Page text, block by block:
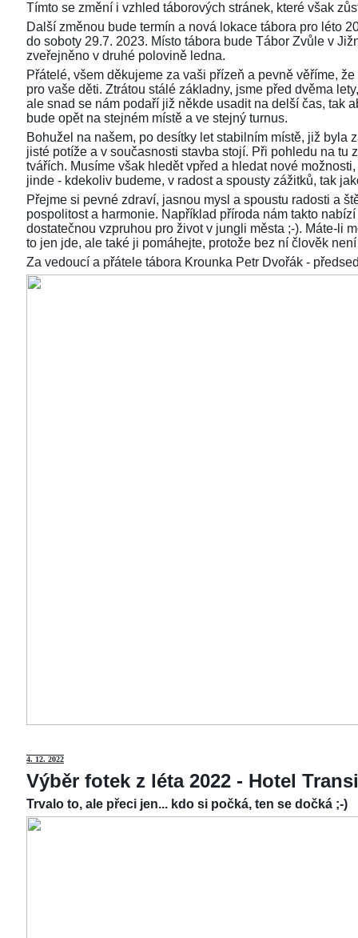
Tímto se změní i vzhled táborových stránek, které však
Další změnou bude termín a nová lokace tábora pro léto
do soboty 29.7. 2023. Místo tábora bude Tábor Zvůle v
zveřejněno v druhé polovině ledna.
Přátelé, všem děkujeme za vaši přízeň a pevně věříme,
pro vaše děti. Ztrátou stálé základny, jsme před dvěma
ale snad se nám podaří již někde usadit na delší čas, tak
bude opět na stejném místě a ve stejný turnus.
Bohužel na našem, po desítky let stabilním místě, již byla
jisté potíže a v současnosti stavba stojí. Při pohledu na tu
tvářích. Musíme však hledět vpřed a hledat nové
jinde - kdekoliv budeme, v radost a spousty zážitků, tak
Přejme si pevné zdraví, jasnou mysl a spoustu radosti a
pospolitost a harmonie. Například příroda nám takto
dostatečnou vzpruhou pro život v jungli města ;-). Máte-li
to jen jde, ale také ji pomáhejte, protože bez ní člověk
Za vedoucí a přátele tábora Krounka Petr Dvořák -
4. 12. 2022
Výběr fotek z léta 2022 - Hotel
Trvalo to, ale přeci jen... kdo si počká, ten se dočká ;-)